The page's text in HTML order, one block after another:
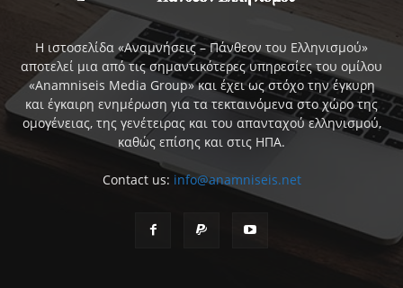
Η ιστοσελίδα «Αναμνήσεις – Πάνθεον του Ελληνισμού»
αποτελεί μια από τις σημαντικότερες υπηρεσίες του ομίλου
«Anamniseis Media Group» και έχει ως στόχο την έγκυρη
και έγκαιρη ενημέρωση για τα τεκταινόμενα στο χώρο της
ομογένειας, της γενέτειρας και του απανταχού ελληνισμού,
καθώς επίσης και στις ΗΠΑ.
Contact us: info@anamniseis.net